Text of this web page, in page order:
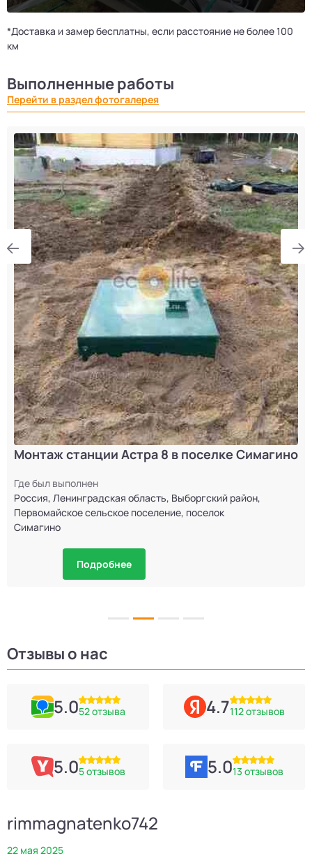
*Доставка и замер бесплатны, если расстояние не более 100
км
Выполненные работы
Перейти в раздел фотогалерея
Монтаж станции Астра 8 в поселке Симагино
Где был выполнен
Россия, Ленинградская область, Выборгский район,
Первомайское сельское поселение, поселок
Симагино
Подробнее
Отзывы о нас
5.052 отзыва 4.7112 отзывов
5.05 отзывов 5.013 отзывов
rimmagnatenko742
22 мая 2025